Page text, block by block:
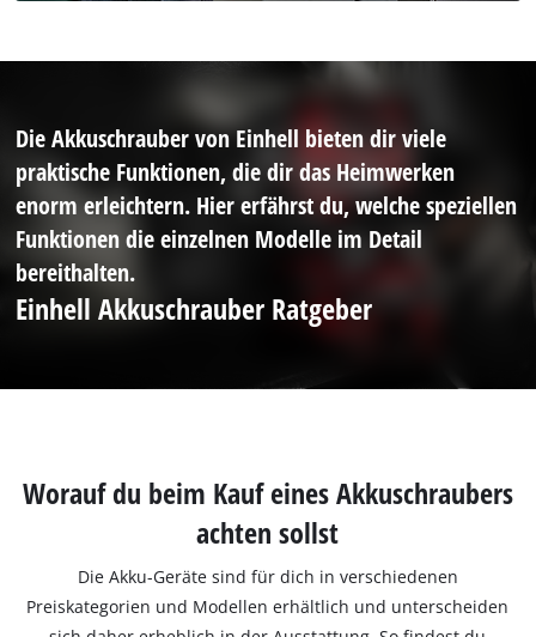
Die Akkuschrauber von Einhell bieten dir viele
praktische Funktionen, die dir das Heimwerken
enorm erleichtern. Hier erfährst du, welche speziellen
Funktionen die einzelnen Modelle im Detail
bereithalten.
Einhell Akkuschrauber Ratgeber
Worauf du beim Kauf eines Akkuschraubers
achten sollst
Die Akku-Geräte sind für dich in verschiedenen
Preiskategorien und Modellen erhältlich und unterscheiden